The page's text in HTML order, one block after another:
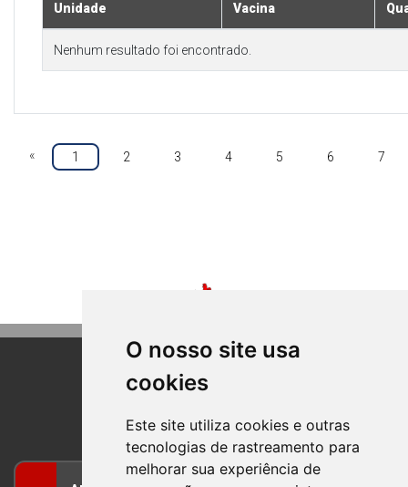
O nosso site usa
cookies
Este site utiliza cookies e outras
tecnologias de rastreamento para
melhorar sua experiência de
Unidade Vacina
Nenhum resultado foi encontrado.
« 1 2 3 4 5 6 7
BOM PRINCIPIO
RIO GRANDE DO SUL